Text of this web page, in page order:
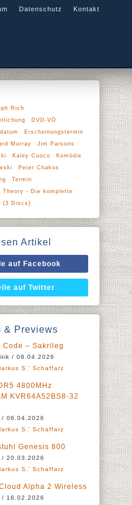
Datenschutz Kontakt
Rich
DVD-VÖ
Erscheinungstermin
Murray
Jim Parsons
Kaley Cuoco
Komödie
Peter Chakos
Termin
Theory - Die komplette
(3 Discs)
Artikel
auf Facebook
auf Twitter
& Previews
Code – Sakrileg
/ 08.04.2026
S.' Schaffarz
4800MHz
KVR64A52BS8-32
/ 06.04.2026
S.' Schaffarz
Genesis 800
/ 20.03.2026
S.' Schaffarz
Alpha 2 Wireless
/ 16.02.2026